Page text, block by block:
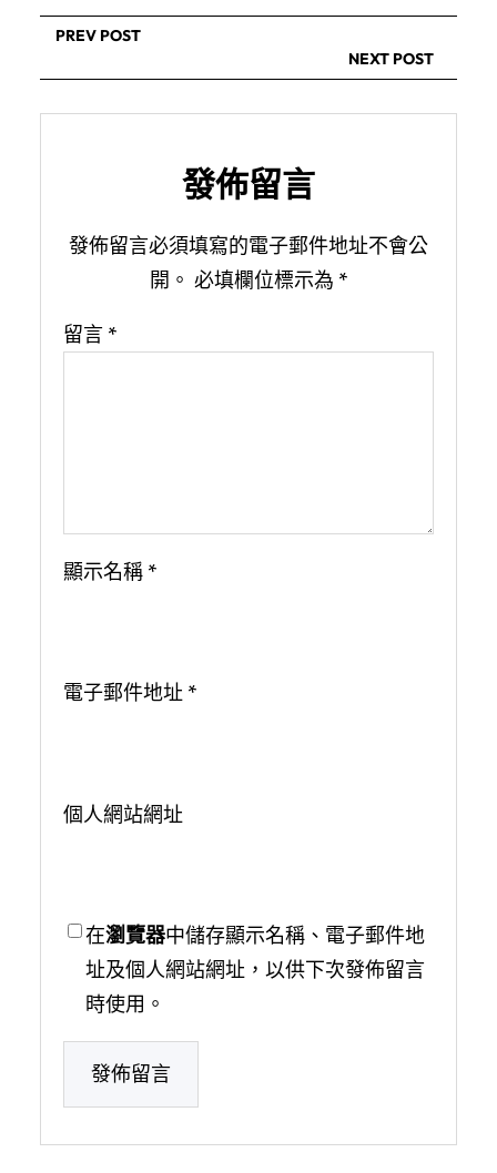
PREV POST
NEXT POST
發佈留言
發佈留言必須填寫的電子郵件地址不會公
開。 必填欄位標示為 *
留言 *
顯示名稱 *
電子郵件地址 *
個人網站網址
在瀏覽器中儲存顯示名稱、電子郵件地
址及個人網站網址，以供下次發佈留言
時使用。